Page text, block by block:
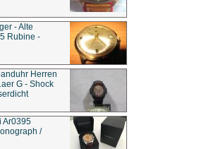
- Alte
Rubine -
Herren
G - Shock
Ar0395
/